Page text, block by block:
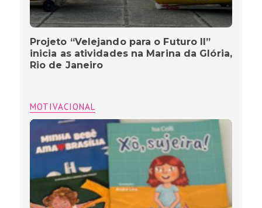
Projeto “Velejando para o Futuro II”
inicia as atividades na Marina da Glória,
Rio de Janeiro
MOTIVACIONAL